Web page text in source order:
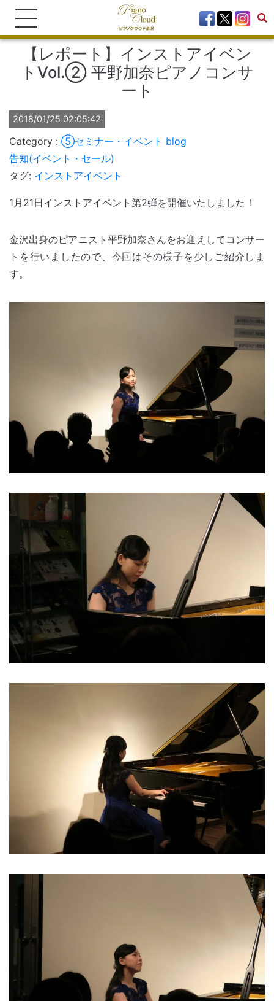
【レポート】インストアイベン
トVol.② 平野加奈ピアノコンサ
ート
2018/01/25 02:05:42
⑤セミナー・イベント blog
告知(イベント・セール)
タグ: インストアイベント
1月21日インストアイベント第2弾を開催いたしました！
金沢出身のピアニスト平野加奈さんをお迎えしてコンサー
トを行いましたので、今回はその様子を少しご紹介しま
す。